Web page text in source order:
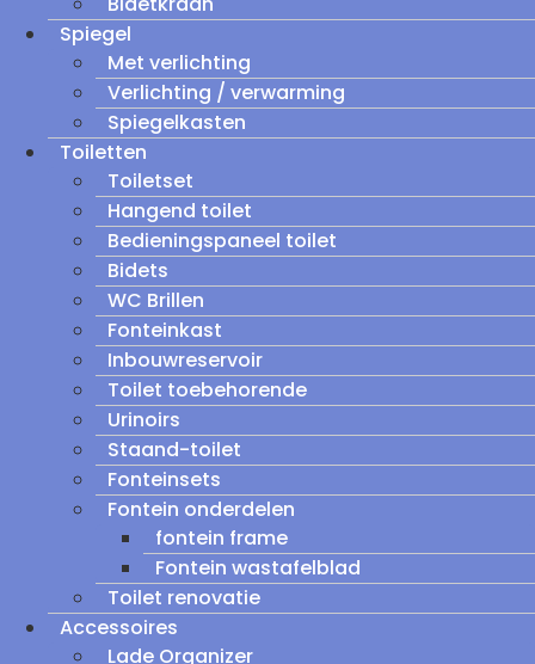
Spiegel
Met verlichting
Verlichting / verwarming
Spiegelkasten
Toiletten
Toiletset
Hangend toilet
Bedieningspaneel toilet
Bidets
WC Brillen
Fonteinkast
Inbouwreservoir
Toilet toebehorende
Urinoirs
Staand-toilet
Fonteinsets
Fontein onderdelen
fontein frame
Fontein wastafelblad
Toilet renovatie
Accessoires
Lade Organizer